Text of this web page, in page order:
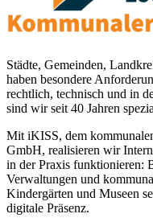
Städte, Gemeinden,
haben besondere
rechtlich, technisch und in
sind wir seit 40 Jahren
Mit iKISS, dem
GmbH, realisieren wir
in der Praxis funktionieren:
Verwaltungen und
Kindergärten und Museen
digitale Präsenz.